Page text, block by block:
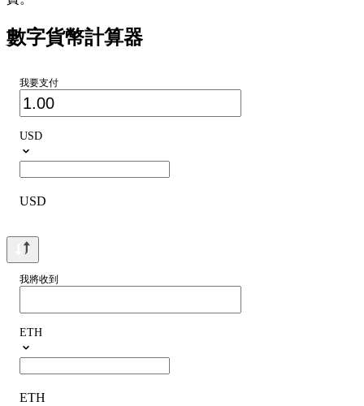
數字貨幣計算器
我要支付
USD
USD
我將收到
ETH
ETH